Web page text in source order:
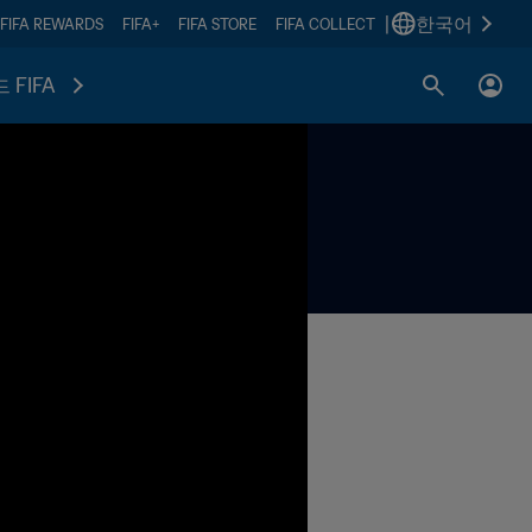
FIFA REWARDS FIFA+ FIFA STORE FIFA COLLECT 한국어
FIFA